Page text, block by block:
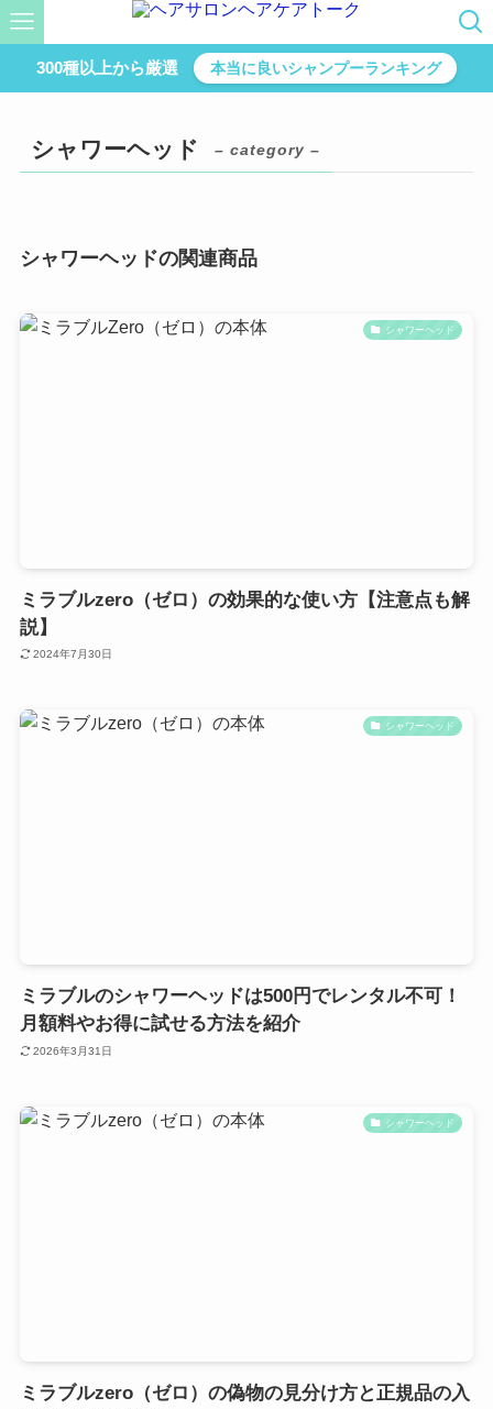
300種以上から厳選 本当に良いシャンプーランキング
シャワーヘッド – category –
シャワーヘッドの関連商品
シャワーヘッド
ミラブルzero（ゼロ）の効果的な使い方【注意点も解
説】
2024年7月30日
シャワーヘッド
ミラブルのシャワーヘッドは500円でレンタル不可！
月額料やお得に試せる方法を紹介
2026年3月31日
シャワーヘッド
ミラブルzero（ゼロ）の偽物の見分け方と正規品の入